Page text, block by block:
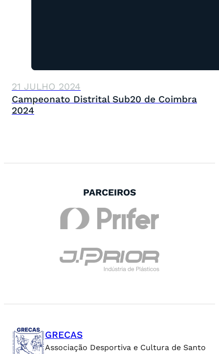
21 JULHO 2024
Campeonato Distrital Sub20 de Coimbra
2024
PARCEIROS
GRECAS
Associação Desportiva e Cultura de Santo